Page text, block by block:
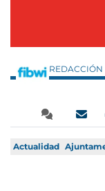
REDACCIÓN
Actualidad